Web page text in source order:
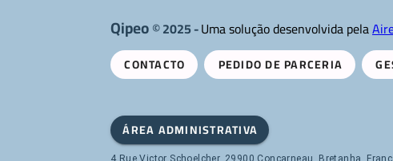
Qipeo© 2025 -Uma solução desenvolvida pela
CONTACTO PEDIDO DE PARCERIA
ÁREA ADMINISTRATIVA